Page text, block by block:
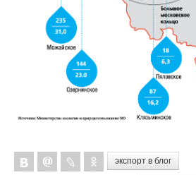
экспорт в блог